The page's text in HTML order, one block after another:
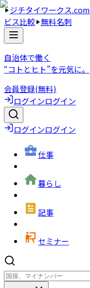
ジチタイワークス.com
ビス比較 無料名刺
自治体で働く
“コトとヒト”を元気に。
会員登録(無料)
ログインログイン
ログインログイン
仕事
暮らし
記事
セミナー